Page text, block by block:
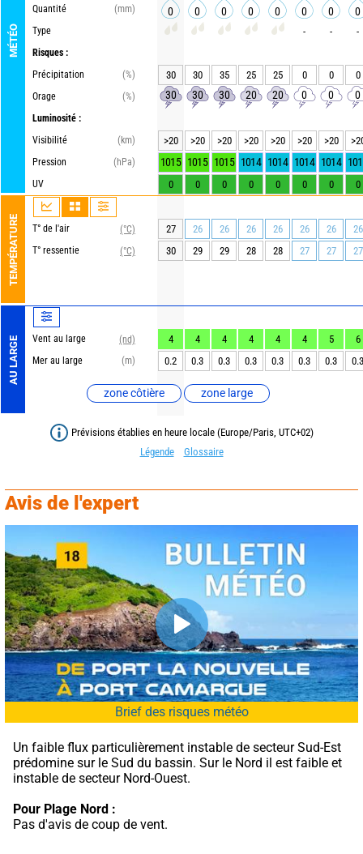
MÉTÉO
Quantité
(mm)
Type
Risques :
Précipitation
(%)
Orage
(%)
Luminosité :
Visibilité
(km)
Pression
(hPa)
UV
TEMPÉRATURE T° de l'air
(°C)
T° ressentie
(°C)
AU LARGE Vent au large
(nd)
Mer au large
(m)
zone côtière zone large
0 0 0 0 0 0 0 0
- - -
30 30 35 25 25 0 0 0
30 30 30 20 20 0 0 0
>20 >20 >20 >20 >20 >20 >20
1015 1015 1015 1014 1014 1014 1014
0 0 0 0 0 0 0 0
27 26 26 26 26 26 26
26
30
29 29 28 28 27 27 27
4 4 4 4 4 4 5
6
0.2
0.3 0.3 0.3 0.3 0.3 0.3 0.3
Prévisions établies en heure locale (Europe/Paris, UTC+02)
Légende
Glossaire
Avis de l'expert
Brief des risques météo
Un faible flux particulièrement instable de secteur Sud-Est
prédomine sur le Sud du bassin. Sur le Nord il est faible et
instable de secteur Nord-Ouest.
Pour Plage Nord :
Pas d'avis de coup de vent.